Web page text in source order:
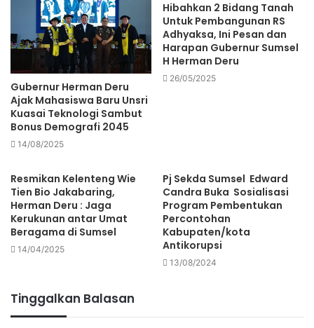
Gubernur Herman Deru
Ajak Mahasiswa Baru Unsri
Kuasai Teknologi Sambut
Bonus Demografi 2045
14/08/2025
Hibahkan 2 Bidang Tanah
Untuk Pembangunan RS
Adhyaksa, Ini Pesan dan
Harapan Gubernur Sumsel
H Herman Deru
26/05/2025
Resmikan Kelenteng Wie
Tien Bio Jakabaring,
Herman Deru : Jaga
Kerukunan antar Umat
Beragama di Sumsel
14/04/2025
Pj Sekda Sumsel Edward
Candra Buka Sosialisasi
Program Pembentukan
Percontohan
Kabupaten/kota
Antikorupsi
13/08/2024
Tinggalkan Balasan